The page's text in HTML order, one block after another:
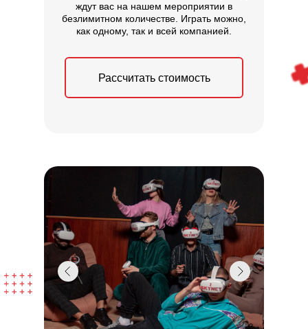
ждут вас на нашем мероприятии в
безлимитном количестве. Играть можно,
как одному, так и всей компанией.
Рассчитать стоимость